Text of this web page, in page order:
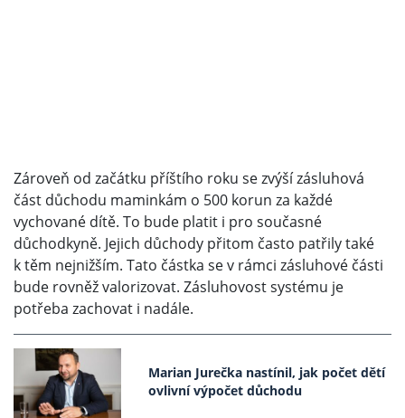
Zároveň od začátku příštího roku se zvýší zásluhová
část důchodu maminkám o 500 korun za každé
vychované dítě. To bude platit i pro současné
důchodkyně. Jejich důchody přitom často patřily také
k těm nejnižším. Tato částka se v rámci zásluhové části
bude rovněž valorizovat. Zásluhovost systému je
potřeba zachovat i nadále.
Marian Jurečka nastínil, jak počet dětí
ovlivní výpočet důchodu